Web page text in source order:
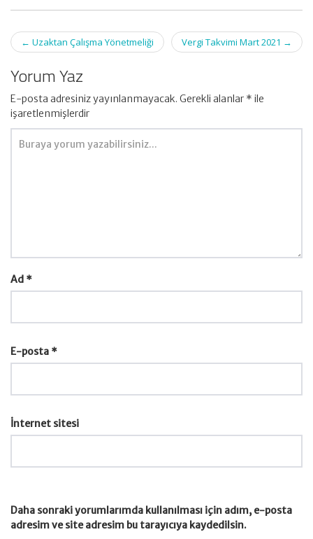
Post
navigation
← Uzaktan Çalışma Yönetmeliği Vergi Takvimi Mart 2021 →
Yorum Yaz
E-posta adresiniz yayınlanmayacak. Gerekli alanlar * ile
işaretlenmişlerdir
Ad *
E-posta *
İnternet sitesi
Daha sonraki yorumlarımda kullanılması için adım, e-posta
adresim ve site adresim bu tarayıcıya kaydedilsin.